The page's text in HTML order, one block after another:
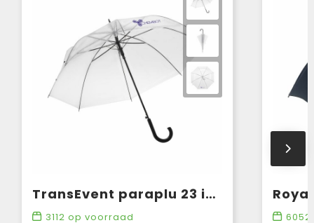
TransEvent paraplu 23 inch
3112 op voorraad
6052